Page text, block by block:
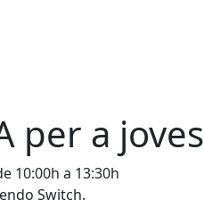
per a joves
10:00h a 13:30h
Switch.